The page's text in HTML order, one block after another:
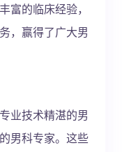
富的临床经验，
，赢得了广大男
业技术精湛的男
男科专家。这些